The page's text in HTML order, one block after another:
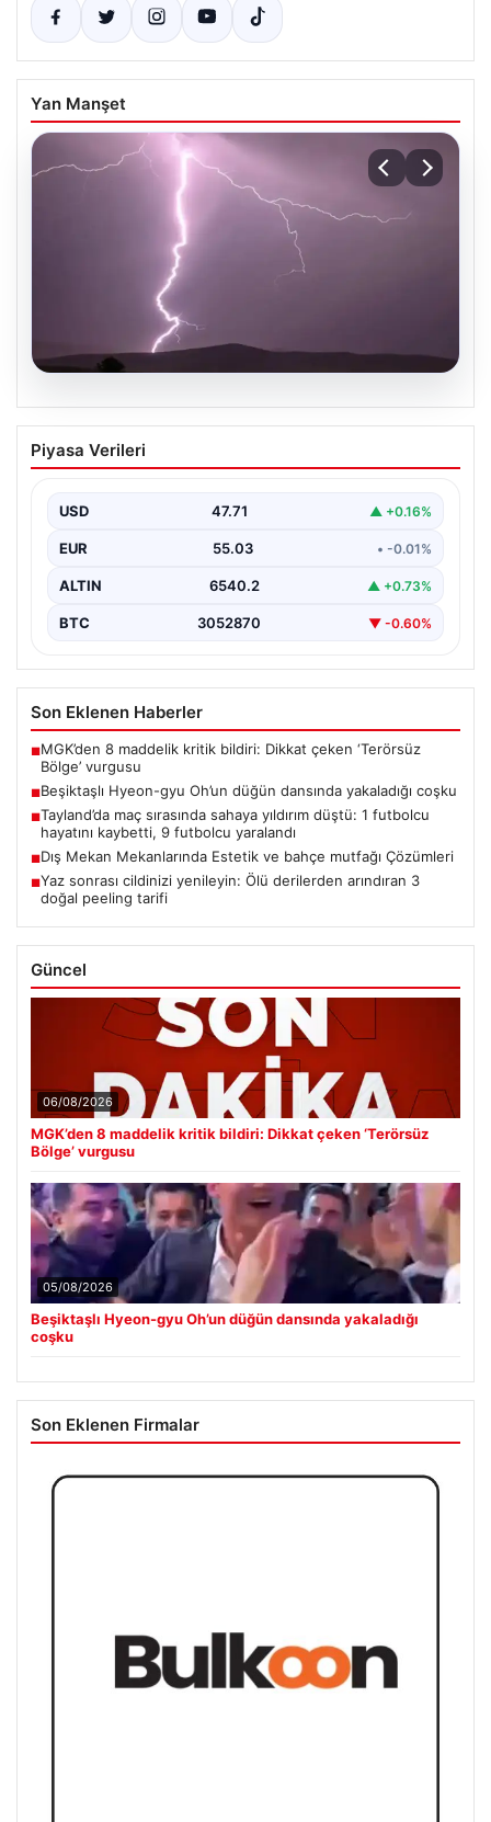
Yan Manşet
04.08.2026
Tayland’da maç sırasında sahaya
yıldırım düştü: 1 futbolcu hayatını
Piyasa Verileri
USD 47.71 ▲ +0.16%
EUR 55.03 • -0.01%
ALTIN 6540.2 ▲ +0.73%
BTC 3052870 ▼ -0.60%
Son Eklenen Haberler
■MGK’den 8 maddelik kritik bildiri: Dikkat çeken ‘Terörsüz
Bölge’ vurgusu
■Beşiktaşlı Hyeon-gyu Oh’un düğün dansında yakaladığı coşku
■Tayland’da maç sırasında sahaya yıldırım düştü: 1 futbolcu
hayatını kaybetti, 9 futbolcu yaralandı
■Dış Mekan Mekanlarında Estetik ve bahçe mutfağı Çözümleri
■Yaz sonrası cildinizi yenileyin: Ölü derilerden arındıran 3
doğal peeling tarifi
Güncel
06/08/2026
MGK’den 8 maddelik kritik bildiri: Dikkat çeken ‘Terörsüz
Bölge’ vurgusu
05/08/2026
Beşiktaşlı Hyeon-gyu Oh’un düğün dansında yakaladığı
coşku
Son Eklenen Firmalar